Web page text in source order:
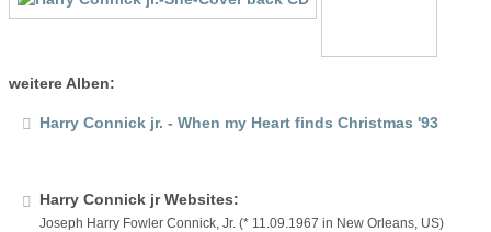
weitere Alben:
Harry Connick jr. - When my Heart finds Christmas '93
Harry Connick jr Websites:
Joseph Harry Fowler Connick, Jr. (* 11.09.1967 in New Orleans, US)